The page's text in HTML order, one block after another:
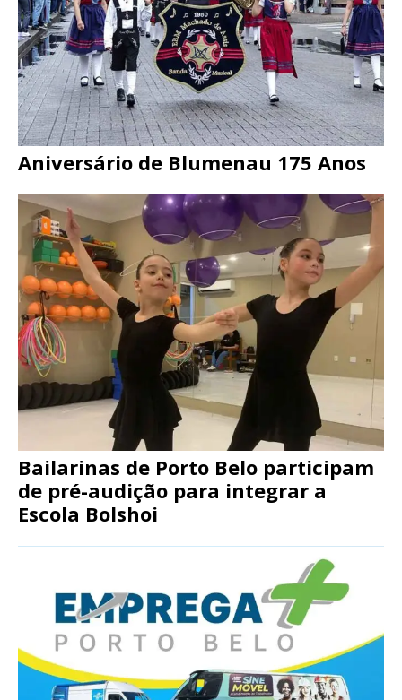
Aniversário de Blumenau 175 Anos
Bailarinas de Porto Belo participam
de pré-audição para integrar a
Escola Bolshoi